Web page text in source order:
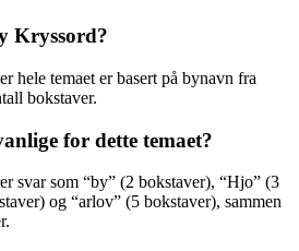
Kryssord?
hele temaet er basert på bynavn fra
bokstaver.
for dette temaet?
svar som “by” (2 bokstaver), “Hjo” (3
og “arlov” (5 bokstaver), sammen